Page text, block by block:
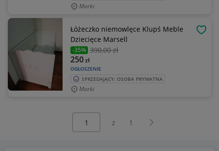
Marki
Łóżeczko niemowlęce Klupś Meble
Dziecięce Marsell
-35% 390,00 zł
OGŁOSZENIE
250zł
SPRZEDAJĄCY: OSOBA PRYWATNA
Marki
z 1 Następna strona